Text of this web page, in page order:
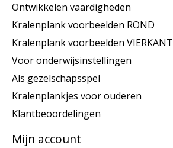
Ontwikkelen vaardigheden
Kralenplank voorbeelden ROND
Kralenplank voorbeelden VIERKANT
Voor onderwijsinstellingen
Als gezelschapsspel
Kralenplankjes voor ouderen
Klantbeoordelingen
Mijn account